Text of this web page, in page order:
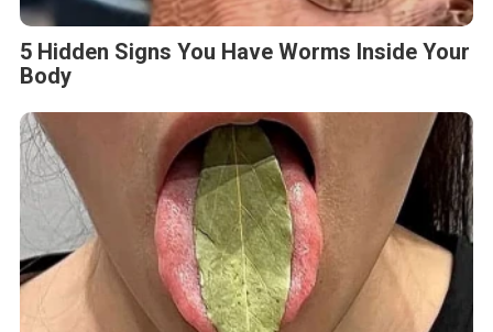
5 Hidden Signs You Have Worms Inside Your
Body